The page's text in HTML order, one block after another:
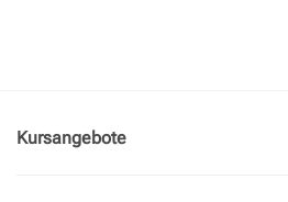
Kursangebote